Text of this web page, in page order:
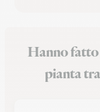
Hanno
pianta